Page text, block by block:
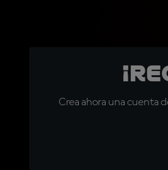
Crea ahora una cuenta